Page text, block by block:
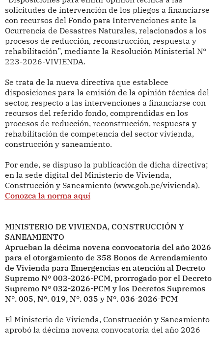
solicitudes de intervención de los pliegos a financiarse
con recursos del Fondo para Intervenciones ante la
Ocurrencia de Desastres Naturales, relacionados a los
procesos de reducción, reconstrucción, respuesta y
rehabilitación”, mediante la Resolución Ministerial N°
223-2026-VIVIENDA.
Se trata de la nueva directiva que establece
disposiciones para la emisión de la opinión técnica del
sector, respecto a las intervenciones a financiarse con
recursos del referido fondo, comprendidas en los
procesos de reducción, reconstrucción, respuesta y
rehabilitación de competencia del sector vivienda,
construcción y saneamiento.
Por ende, se dispuso la publicación de dicha directiva;
en la sede digital del Ministerio de Vivienda,
Construcción y Saneamiento (www.gob.pe/vivienda).
Conozca la norma aquí
MINISTERIO DE VIVIENDA, CONSTRUCCIÓN Y
SANEAMIENTO
Aprueban la décima novena convocatoria del año 2026
para el otorgamiento de 358 Bonos de Arrendamiento
de Vivienda para Emergencias en atención al Decreto
Supremo N° 003-2026-PCM, prorrogado por el Decreto
Supremo N° 032-2026-PCM y los Decretos Supremos
N°. 005, N°. 019, N°. 035 y N°. 036-2026-PCM
El Ministerio de Vivienda, Construcción y Saneamiento
aprobó la décima novena convocatoria del año 2026